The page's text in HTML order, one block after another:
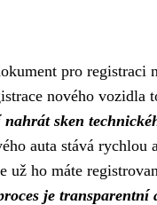
pro registraci
nového
nahrát sken
auta stává
už ho máte
je transparentní